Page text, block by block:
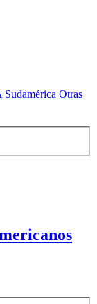
Sudamérica Otras